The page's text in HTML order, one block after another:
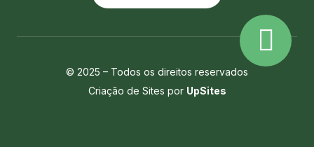
© 2025 – Todos os direitos reservados
Criação de Sites por UpSites